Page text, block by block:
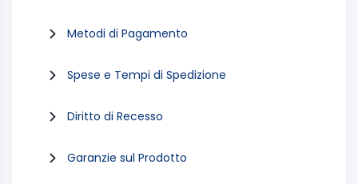
Metodi di Pagamento
Spese e Tempi di Spedizione
Diritto di Recesso
Garanzie sul Prodotto